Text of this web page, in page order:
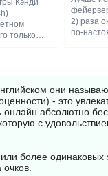
Кэнди
только
или
2) раза
по-
не
таком
вам
они
- это
онлайн абсолютно
с
более одинаковых